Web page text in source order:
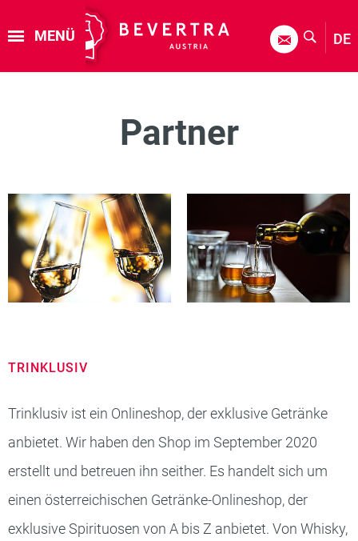
MENÜ DE
Partner
TRINKLUSIV
Trinklusiv ist ein Onlineshop, der exklusive Getränke
anbietet. Wir haben den Shop im September 2020
erstellt und betreuen ihn seither. Es handelt sich um
einen österreichischen Getränke-Onlineshop, der
exklusive Spirituosen von A bis Z anbietet. Von Whisky,